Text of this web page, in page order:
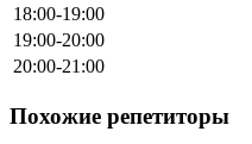
18:00-19:00
19:00-20:00
20:00-21:00
Похожие репетиторы